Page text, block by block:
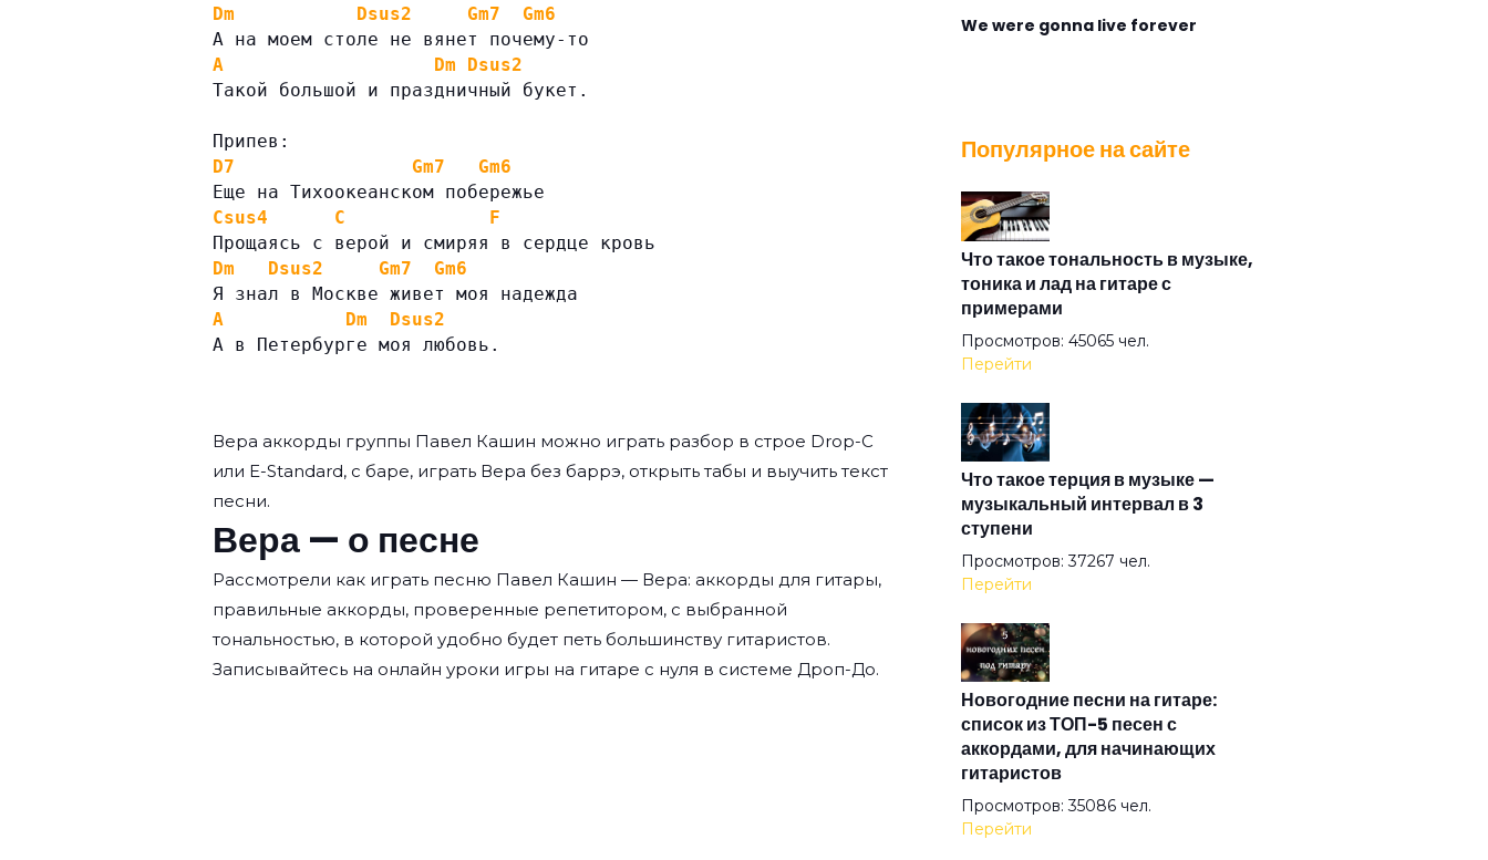
Dm
Dsus2 Gm7
Gm6
А на моем столе не вянет почему-то
A
Dm
Dsus2
Такой большой и праздничный букет.
Припев:
D7
Gm7
Gm6
Еще на Тихоокеанском побережье
Csus4
C
F
Прощаясь с верой и смиряя в сердце кровь
Dm
Dsus2 Gm7
Gm6
Я знал в Москве живет моя надежда
A
Dm
Dsus2
А в Петербурге моя любовь.
Вера аккорды группы Павел Кашин можно играть разбор в строе Drop-C
или E-Standard, с баре, играть Вера без баррэ, открыть табы и выучить текст
песни.
Вера — о песне
Рассмотрели как играть песню Павел Кашин — Вера: аккорды для гитары,
правильные аккорды, проверенные репетитором, с выбранной
тональностью, в которой удобно будет петь большинству гитаристов.
Записывайтесь на онлайн уроки игры на гитаре с нуля в системе Дроп-До.
We were gonna live forever
Алиса
Алмазная душа
Амазонка
Ангел на свече
Ангел ясный
Ангел
Арена
Аристократы
Популярное на сайте
Что такое тональность в музыке,
тоника и лад на гитаре с
примерами
Просмотров: 45065 чел.
Перейти
Что такое терция в музыке —
музыкальный интервал в 3
ступени
Просмотров: 37267 чел.
Перейти
Новогодние песни на гитаре:
список из ТОП-5 песен с
аккордами, для начинающих
гитаристов
Просмотров: 35086 чел.
Перейти